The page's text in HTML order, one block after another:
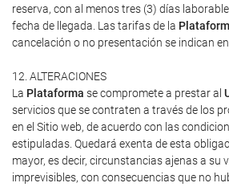
reserva, con al menos tres (3) días
fecha de llegada. Las tarifas de la
cancelación o no presentación se indican
12. ALTERACIONES
La Plataforma se compromete a prestar al
servicios que se contraten a través de los
en el Sitio web, de acuerdo con las
estipuladas. Quedará exenta de esta
mayor, es decir, circunstancias ajenas a su
imprevisibles, con consecuencias que no